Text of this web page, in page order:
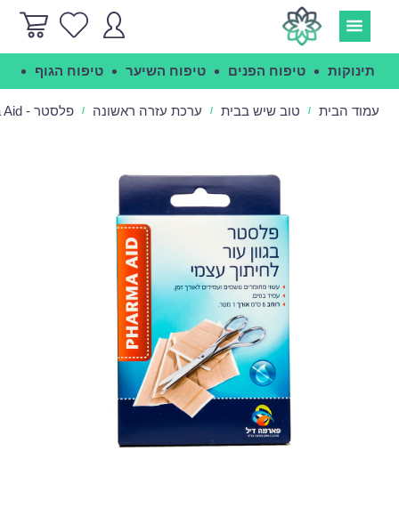
תינוקות טיפוח הפנים טיפוח השיער טיפוח הגוף
עמוד הבית / טוב שיש בבית / ערכת עזרה ראשונה / פלסטר - Pharma Aid